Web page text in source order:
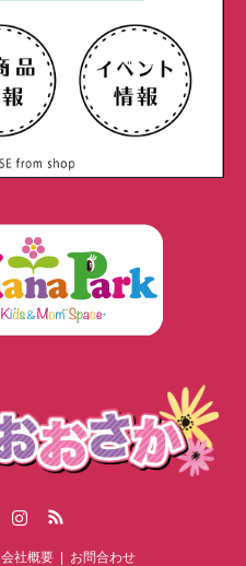
会社概要 お問合わせ